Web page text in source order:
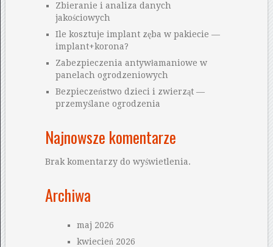
Zbieranie i analiza danych
jakościowych
Ile kosztuje implant zęba w pakiecie —
implant+korona?
Zabezpieczenia antywłamaniowe w
panelach ogrodzeniowych
Bezpieczeństwo dzieci i zwierząt —
przemyślane ogrodzenia
Najnowsze komentarze
Brak komentarzy do wyświetlenia.
Archiwa
maj 2026
kwiecień 2026